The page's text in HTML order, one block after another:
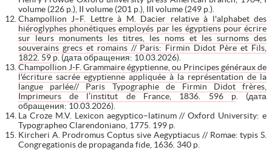
volume (226 p.), II volume (201 p.), III volume (249 p.).
Champollion J–F. Lettre à M. Dacier relative à l'alphabet des
hiéroglyphes phonétiques employés par les égyptiens pour écrire
sur leurs monuments les titres, les noms et les surnoms des
souverains grecs et romains // Paris: Firmin Didot Père et Fils,
1822. 59 p. (дата обращения: 10.03.2026).
Champollion J-F. Grammaire égyptienne, ou Principes généraux de
l'écriture sacrée egyptienne appliquée à la représentation de la
langue parlée// Paris Typographie de Firmin Didot frères,
Imprimeurs de l’institut de France, 1836. 596 p. (дата
обращения: 10.03.2026).
La Croze M.V. Lexicon aegyptico–latinum // Oxford University: e
Typographeo Clarendoniano, 1775. 199 p.
Kircheri A. Prodromus Coptus sive Aegyptiacus // Romae: typis S.
Congregationis de propaganda fide, 1636. 340 p.